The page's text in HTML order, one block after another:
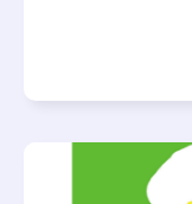
BIBLIOTHÈQUES